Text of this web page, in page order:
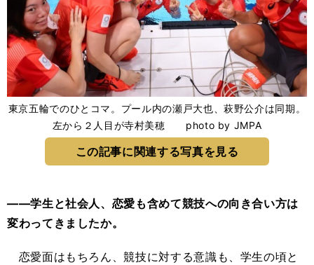
東京五輪でのひとコマ。プール内の瀬戸大也、萩野公介は同期。
左から２人目が寺村美穂 photo by JMPA
この記事に関連する写真を見る
――学生と社会人、恋愛も含めて競技への向き合い方は
変わってきましたか。
恋愛面はもちろん、競技に対する意識も、学生の頃と